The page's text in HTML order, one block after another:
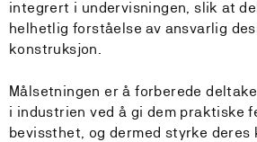
integrert i undervisningen, slik at
helhetlig forståelse av ansvarlig
konstruksjon.
Målsetningen er å forberede
i industrien ved å gi dem praktiske
bevissthet, og dermed styrke deres